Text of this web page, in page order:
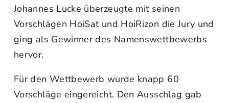
Johannes Lucke überzeugte mit seinen
Vorschlägen HoiSat und HoiRizon die Jury und
ging als Gewinner des Namenswettbewerbs
hervor.
Für den Wettbewerb wurde knapp 60
Vorschläge eingereicht. Den Ausschlag gab